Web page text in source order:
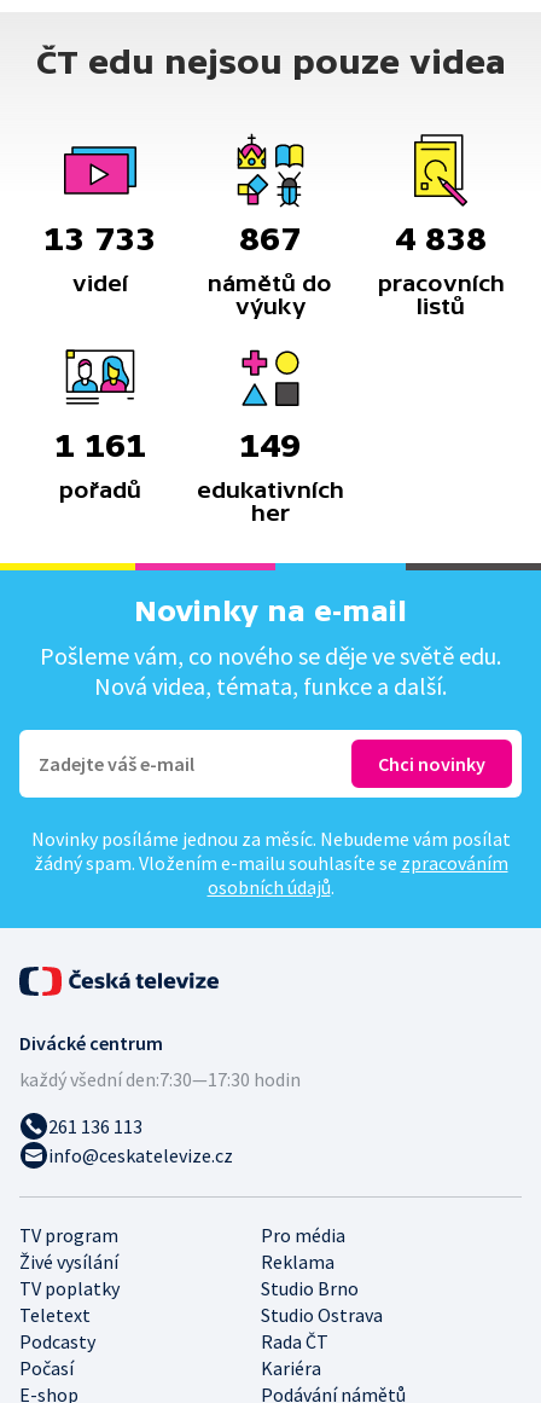
ČT edu nejsou pouze videa
13 733
videí
867
námětů do
výuky
4 838
pracovních
listů
1 161
pořadů
149
edukativních
her
Novinky na e-mail
Pošleme vám, co nového se děje ve světě edu.
Nová videa, témata, funkce a další.
Novinky posíláme jednou za měsíc. Nebudeme vám posílat
žádný spam. Vložením e-mailu souhlasíte se zpracováním
osobních údajů.